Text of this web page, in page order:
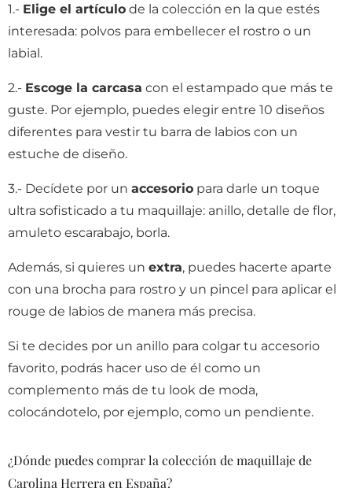
1.- Elige el artículo de la colección en la que estés
interesada: polvos para embellecer el rostro o un
labial.
2.- Escoge la carcasa con el estampado que más te
guste. Por ejemplo, puedes elegir entre 10 diseños
diferentes para vestir tu barra de labios con un
estuche de diseño.
3.- Decídete por un accesorio para darle un toque
ultra sofisticado a tu maquillaje: anillo, detalle de flor,
amuleto escarabajo, borla.
Además, si quieres un extra, puedes hacerte aparte
con una brocha para rostro y un pincel para aplicar el
rouge de labios de manera más precisa.
Si te decides por un anillo para colgar tu accesorio
favorito, podrás hacer uso de él como un
complemento más de tu look de moda,
colocándotelo, por ejemplo, como un pendiente.
¿Dónde puedes comprar la colección de maquillaje de
Carolina Herrera en España?